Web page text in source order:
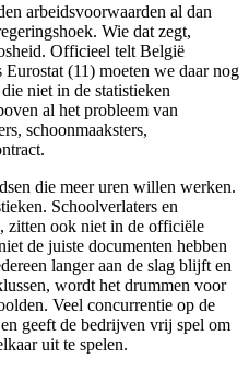
arbeidsvoorwaarden al dan
Wie dat zegt,
Officieel telt België
(11) moeten we daar nog
niet in de statistieken
al het probleem van
schoonmaaksters,
die meer uren willen werken.
Schoolverlaters en
zitten ook niet in de officiële
de juiste documenten hebben
langer aan de slag blijft en
wordt het drummen voor
Veel concurrentie op de
geeft de bedrijven vrij spel om
uit te spelen.